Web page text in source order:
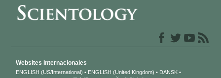
Websites Internacionales
ENGLISH (US/International) ENGLISH (United Kingdom)
DANSK